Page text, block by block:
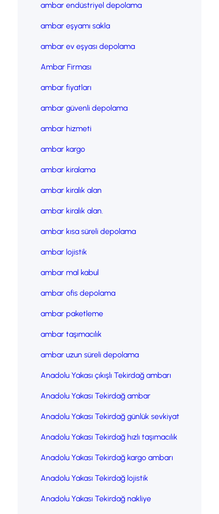
ambar endüstriyel depolama
ambar eşyamı sakla
ambar ev eşyası depolama
Ambar Firması
ambar fiyatları
ambar güvenli depolama
ambar hizmeti
ambar kargo
ambar kiralama
ambar kiralık alan
ambar kiralık alan.
ambar kısa süreli depolama
ambar lojistik
ambar mal kabul
ambar ofis depolama
ambar paketleme
ambar taşımacılık
ambar uzun süreli depolama
Anadolu Yakası çıkışlı Tekirdağ ambarı
Anadolu Yakası Tekirdağ ambar
Anadolu Yakası Tekirdağ günlük sevkiyat
Anadolu Yakası Tekirdağ hızlı taşımacılık
Anadolu Yakası Tekirdağ kargo ambarı
Anadolu Yakası Tekirdağ lojistik
Anadolu Yakası Tekirdağ nakliye